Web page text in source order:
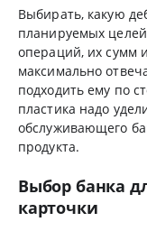
Выбирать, какую
планируемых
операций, их сумм
максимально
подходить ему по
пластика надо
обслуживающего
продукта.
Выбор банка
карточки